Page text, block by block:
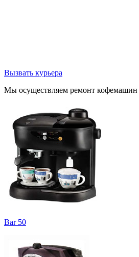
Вызвать курьера
Мы осуществляем ремонт кофемашин
Bar 50